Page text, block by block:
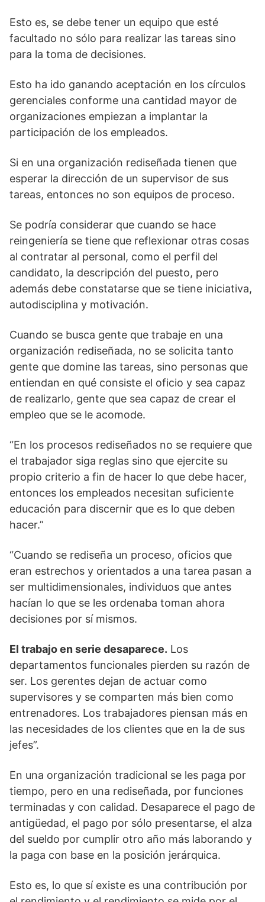
Esto es, se debe tener un equipo que esté
facultado no sólo para realizar las tareas sino
para la toma de decisiones.
Esto ha ido ganando aceptación en los círculos
gerenciales conforme una cantidad mayor de
organizaciones empiezan a implantar la
participación de los empleados.
Si en una organización rediseñada tienen que
esperar la dirección de un supervisor de sus
tareas, entonces no son equipos de proceso.
Se podría considerar que cuando se hace
reingeniería se tiene que reflexionar otras cosas
al contratar al personal, como el perfil del
candidato, la descripción del puesto, pero
además debe constatarse que se tiene iniciativa,
autodisciplina y motivación.
Cuando se busca gente que trabaje en una
organización rediseñada, no se solicita tanto
gente que domine las tareas, sino personas que
entiendan en qué consiste el oficio y sea capaz
de realizarlo, gente que sea capaz de crear el
empleo que se le acomode.
“En los procesos rediseñados no se requiere que
el trabajador siga reglas sino que ejercite su
propio criterio a fin de hacer lo que debe hacer,
entonces los empleados necesitan suficiente
educación para discernir que es lo que deben
hacer.”
“Cuando se rediseña un proceso, oficios que
eran estrechos y orientados a una tarea pasan a
ser multidimensionales, individuos que antes
hacían lo que se les ordenaba toman ahora
decisiones por sí mismos.
El trabajo en serie desaparece. Los
departamentos funcionales pierden su razón de
ser. Los gerentes dejan de actuar como
supervisores y se comparten más bien como
entrenadores. Los trabajadores piensan más en
las necesidades de los clientes que en la de sus
jefes”.
En una organización tradicional se les paga por
tiempo, pero en una rediseñada, por funciones
terminadas y con calidad. Desaparece el pago de
antigüedad, el pago por sólo presentarse, el alza
del sueldo por cumplir otro año más laborando y
la paga con base en la posición jerárquica.
Esto es, lo que sí existe es una contribución por